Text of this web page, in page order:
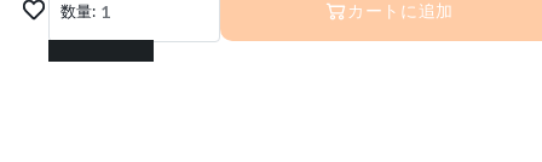
数量: 1
1
カートに追加